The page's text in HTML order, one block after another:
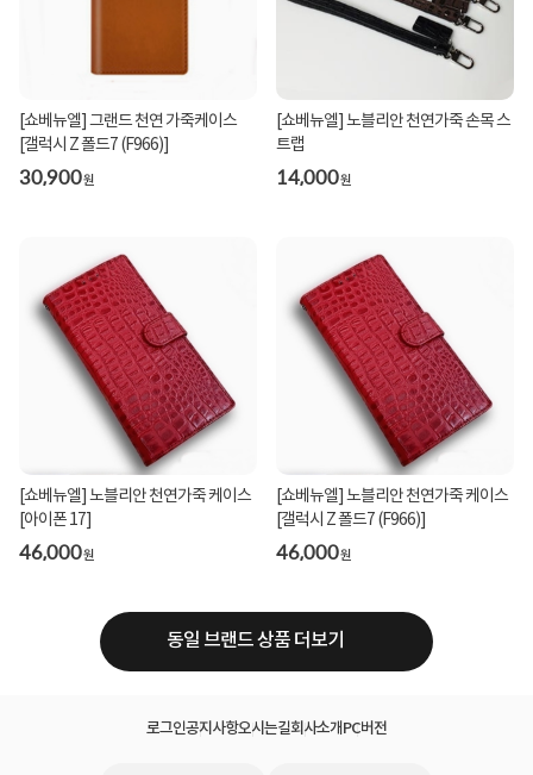
[쇼베뉴엘] 그랜드 천연 가죽케이스
[갤럭시 Z 폴드7 (F966)]
30,900원
[쇼베뉴엘] 노블리안 천연가죽 손목 스
트랩
14,000원
[쇼베뉴엘] 노블리안 천연가죽 케이스
[아이폰 17]
46,000원
[쇼베뉴엘] 노블리안 천연가죽 케이스
[갤럭시 Z 폴드7 (F966)]
46,000원
동일 브랜드 상품 더보기
로그인공지사항오시는길회사소개PC버전